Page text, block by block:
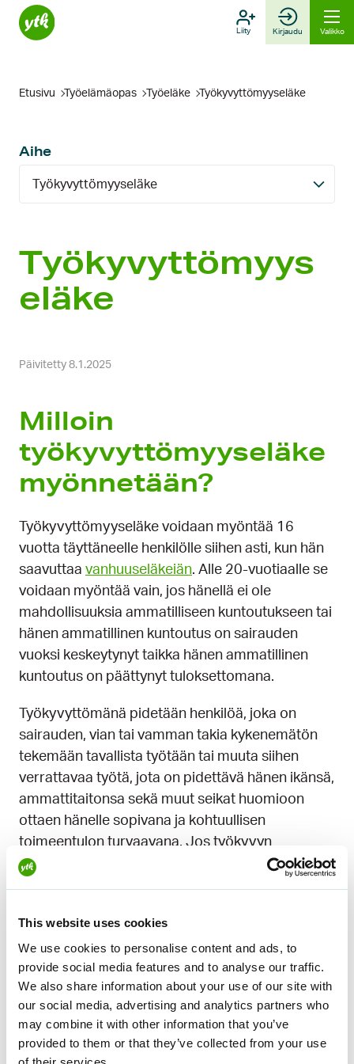
This website uses cookies
We use cookies to personalise content and ads, to
provide social media features and to analyse our traffic.
We also share information about your use of our site with
our social media, advertising and analytics partners who
may combine it with other information that you’ve
provided to them or that they’ve collected from your use
Hyppää
sisältöön
Liity Kirjaudu Valikko
Etusivu Työelämäopas Työeläke Työkyvyttömyyseläke
Aihe
Työkyvyttömyyseläke
Työkyvyttömyys
eläke
Päivitetty 8.1.2025
Milloin
työkyvyttömyyseläke
myönnetään?
Työkyvyttömyyseläke voidaan myöntää 16
vuotta täyttäneelle henkilölle siihen asti, kun hän
saavuttaa vanhuuseläkeiän. Alle 20-vuotiaalle se
voidaan myöntää vain, jos hänellä ei ole
mahdollisuuksia ammatilliseen kuntoutukseen tai
hänen ammatillinen kuntoutus on sairauden
vuoksi keskeytynyt taikka hänen ammatillinen
kuntoutus on päättynyt tuloksettomana.
Työkyvyttömänä pidetään henkilöä, joka on
sairauden, vian tai vamman takia kykenemätön
tekemään tavallista työtään tai muuta siihen
verrattavaa työtä, jota on pidettävä hänen ikänsä,
ammattitaitonsa sekä muut seikat huomioon
ottaen hänelle sopivana ja kohtuullisen
toimeentulon turvaavana. Jos työkyvyn
palautuminen on epätodennäköistä,
Määräajaksi myönnetty työkyvyttömyyseläke on
kuntoutustuki. Jos voidaan olettaa, että työkyky
jossakin vaiheessa palaa, myönnetään
kuntoutustuki määräajaksi. Kuntoutustuen
saajalle tehdään erityinen hoito- ja
kuntoutusohjelma, jossa koulutus ja työhistoria
huomioiden pyritään selvittämään millainen työ